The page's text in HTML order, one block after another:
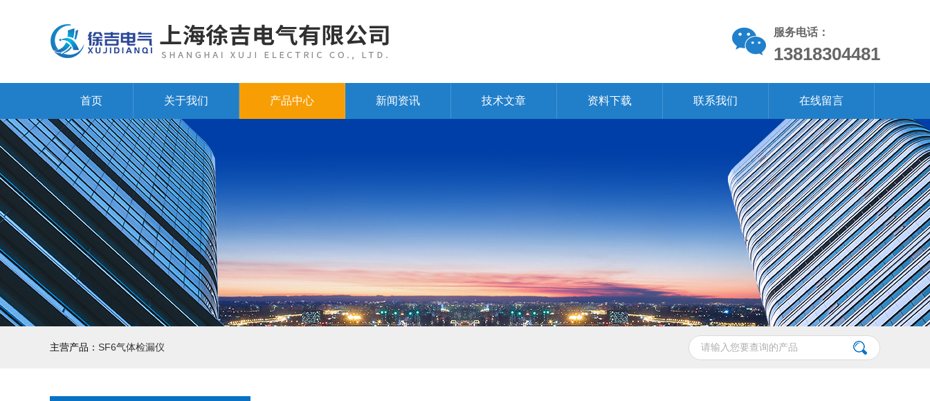
服务电话：
13818304481
首页 关于我们 产品中心 新闻资讯 技术文章 资料下载 联系我们 在线留言
主营产品： SF6气体检漏仪